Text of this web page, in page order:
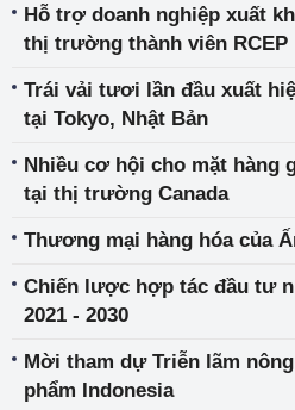
Hỗ trợ doanh nghiệp xuất
thị trường thành viên RCEP
Trái vải tươi lần đầu xuất
tại Tokyo, Nhật Bản
Nhiều cơ hội cho mặt hàng
tại thị trường Canada
Thương mại hàng hóa của
Chiến lược hợp tác đầu tư
2021 - 2030
Mời tham dự Triễn lãm
phẩm Indonesia